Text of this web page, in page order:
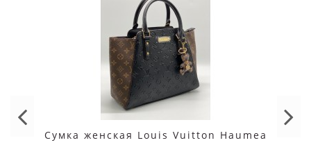
Сумка женская Louis Vuitton Haumea